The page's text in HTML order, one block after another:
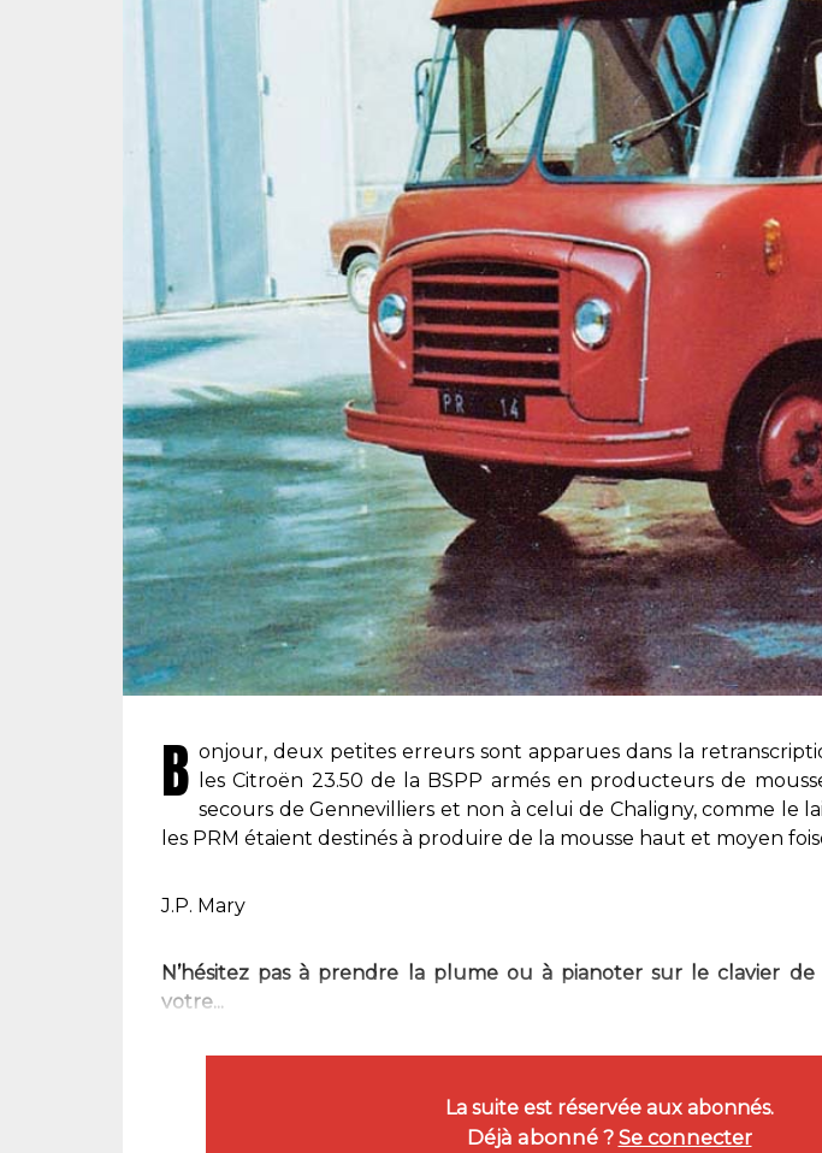
B onjour, deux petites erreurs sont apparues dans la
les Citroën 23.50 de la BSPP armés en producteurs de
secours de Gennevilliers et non à celui de Chaligny, comme le
les PRM étaient destinés à produire de la mousse haut et moyen
J.P. Mary
N’hésitez pas à prendre la plume ou à pianoter sur le clavier
votre...
La suite est réservée aux abonnés.
Déjà abonné ? Se connecter